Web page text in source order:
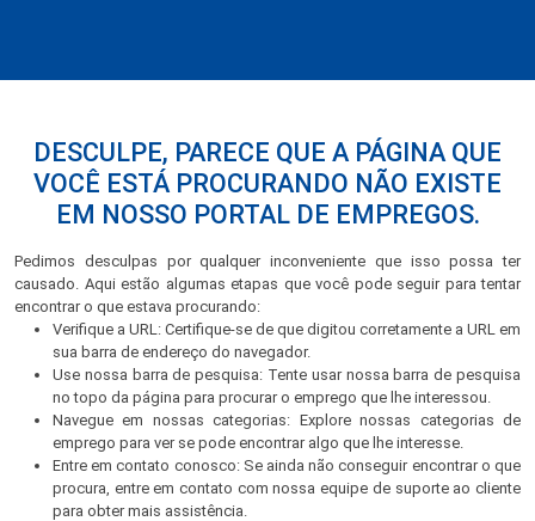
DESCULPE, PARECE QUE A PÁGINA QUE
VOCÊ ESTÁ PROCURANDO NÃO EXISTE
EM NOSSO PORTAL DE EMPREGOS.
Pedimos desculpas por qualquer inconveniente que isso possa ter
causado. Aqui estão algumas etapas que você pode seguir para tentar
encontrar o que estava procurando:
Verifique a URL: Certifique-se de que digitou corretamente a URL em
sua barra de endereço do navegador.
Use nossa barra de pesquisa: Tente usar nossa barra de pesquisa
no topo da página para procurar o emprego que lhe interessou.
Navegue em nossas categorias: Explore nossas categorias de
emprego para ver se pode encontrar algo que lhe interesse.
Entre em contato conosco: Se ainda não conseguir encontrar o que
procura, entre em contato com nossa equipe de suporte ao cliente
para obter mais assistência.